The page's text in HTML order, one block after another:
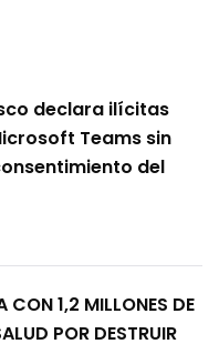
declara ilícitas
Teams sin
del
CON 1,2 MILLONES DE
POR DESTRUIR